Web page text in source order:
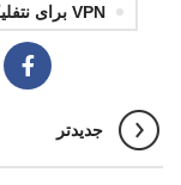
VPN برای نتفلیکس
جدیدتر